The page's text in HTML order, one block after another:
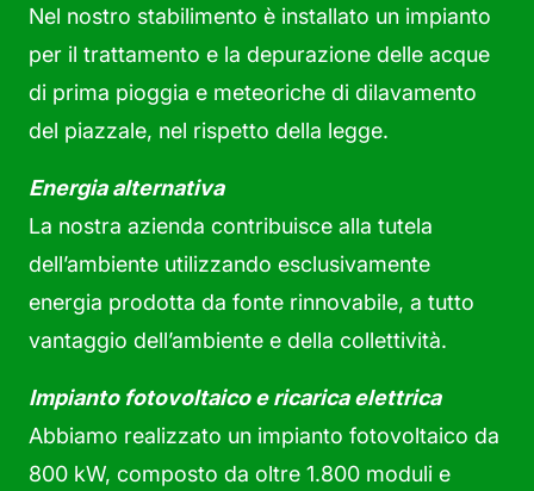
Nel nostro stabilimento è installato un impianto
per il trattamento e la depurazione delle acque
di prima pioggia e meteoriche di dilavamento
del piazzale, nel rispetto della legge.
Energia alternativa
La nostra azienda contribuisce alla tutela
dell’ambiente utilizzando esclusivamente
energia prodotta da fonte rinnovabile, a tutto
vantaggio dell’ambiente e della collettività.
Impianto fotovoltaico e ricarica elettrica
Abbiamo realizzato un impianto fotovoltaico da
800 kW, composto da oltre 1.800 moduli e